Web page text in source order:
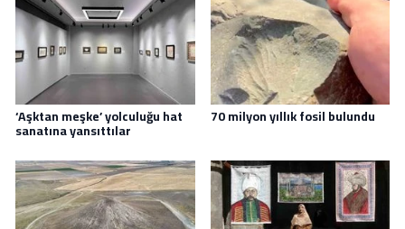
‘Aşktan meşke’ yolculuğu hat
sanatına yansıttılar
70 milyon yıllık fosil bulundu